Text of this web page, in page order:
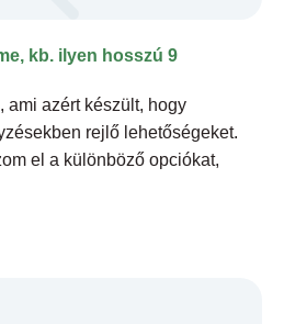
kb. ilyen hosszú 9
ami azért készült, hogy
rejlő lehetőségeket.
el a különböző opciókat,